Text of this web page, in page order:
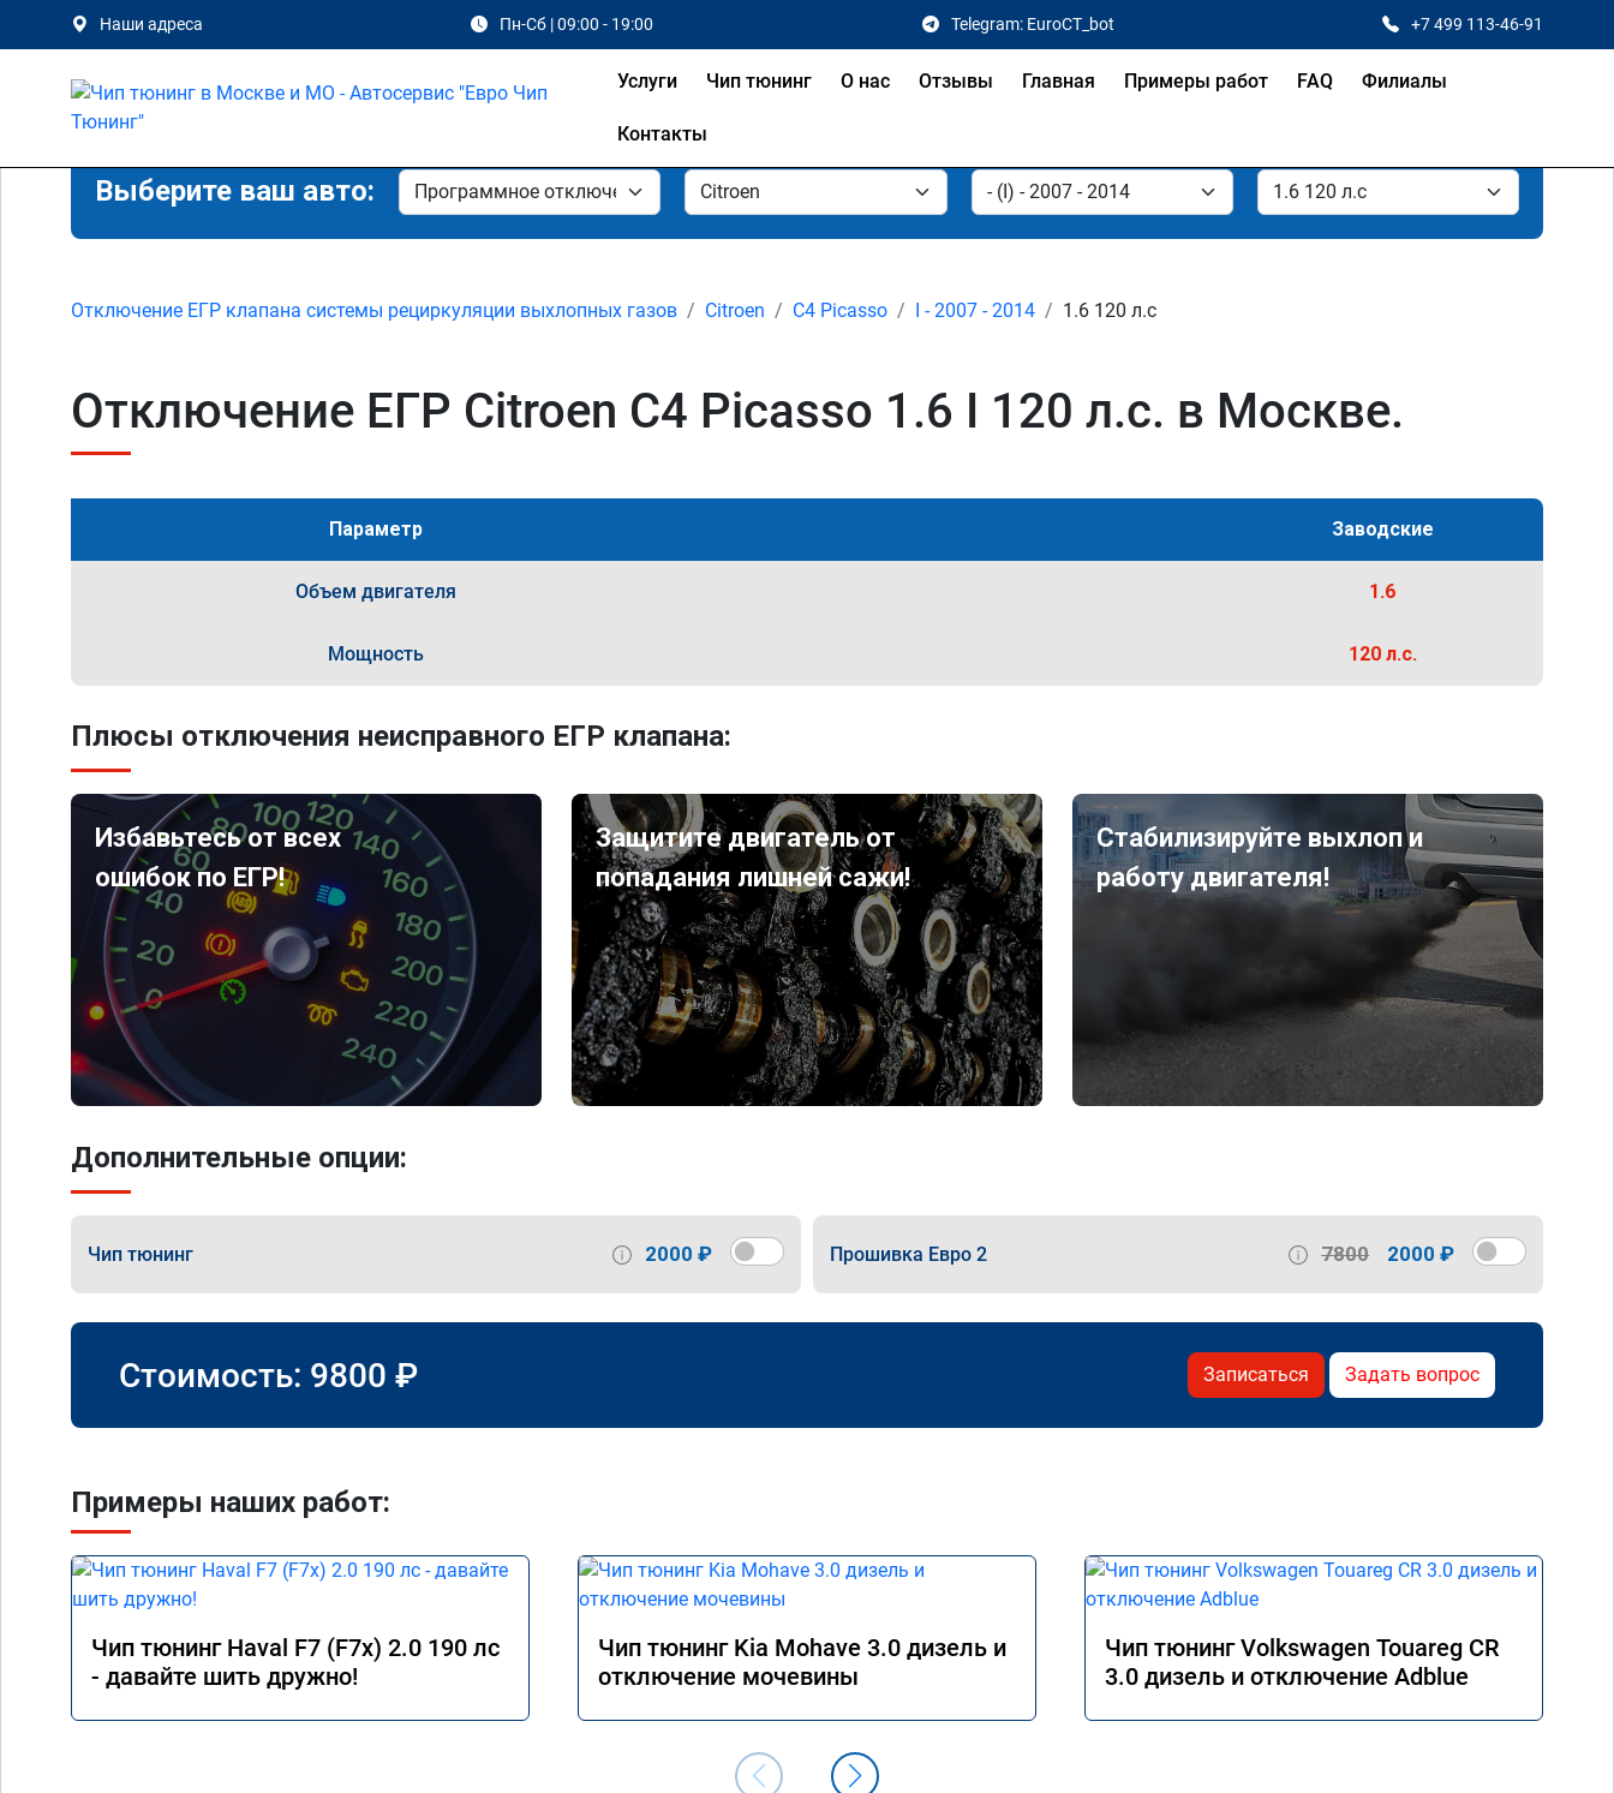
Наши адреса Пн-Сб | 09:00 - 19:00 Telegram: EuroCT_bot +7 499 113-46-91
Услуги Чип тюнинг О нас Отзывы Главная Примеры работ FAQ Филиалы
Контакты
Выберите ваш авто:
Отключение ЕГР клапана системы рециркуляции выхлопных газов Citroen C4 Picasso I - 2007 - 2014 1.6 120 л.с
Отключение ЕГР Citroen C4 Picasso 1.6 I 120 л.с. в Москве.
Параметр Заводские
Объем двигателя 1.6
Мощность 120 л.с.
Плюсы отключения неисправного ЕГР клапана:
Избавьтесь от всех
ошибок по ЕГР!
Защитите двигатель от
попадания лишней сажи!
Стабилизируйте выхлоп и
работу двигателя!
Дополнительные опции:
Чип тюнинг 2000 ₽ Прошивка Евро 2 7800 2000 ₽
Стоимость: 9800 ₽ Записаться Задать вопрос
Примеры наших работ:
Чип тюнинг Haval F7 (F7x) 2.0 190 лс
- давайте шить дружно!
Чип тюнинг Kia Mohave 3.0 дизель и
отключение мочевины
Чип тюнинг Volkswagen Touareg CR
3.0 дизель и отключение Adblue